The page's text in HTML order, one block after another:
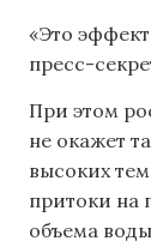
«Это
пресс-
При этом
не окажет
высоких
притоки на
объема